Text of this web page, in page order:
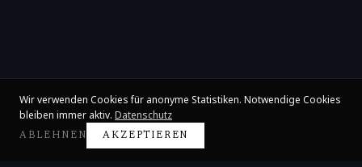
Wir verwenden Cookies für anonyme Statistiken. Notwendige Cookies
bleiben immer aktiv. Datenschutz
ABLEHNEN AKZEPTIEREN